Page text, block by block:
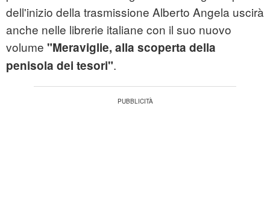
dell'inizio della trasmissione Alberto Angela uscirà
anche nelle librerie italiane con il suo nuovo
volume "Meraviglie, alla scoperta della
penisola dei tesori".